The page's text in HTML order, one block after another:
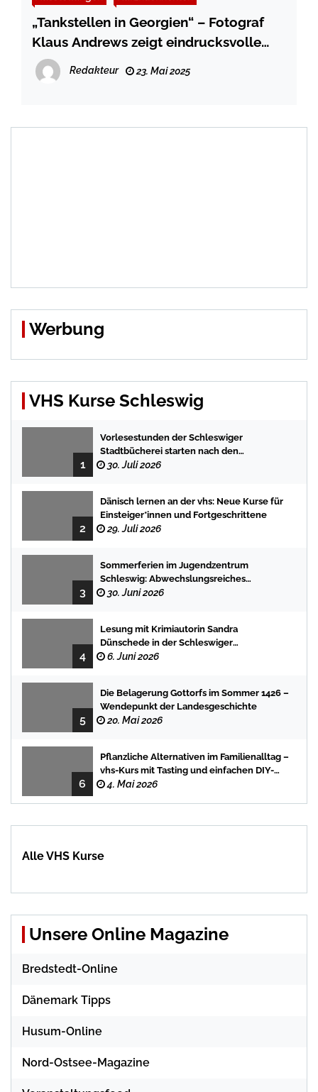
„Tankstellen in Georgien“ – Fotograf
Klaus Andrews zeigt eindrucksvolle
Bilder im Stadtmuseum
Redakteur 23. Mai 2025
Werbung
VHS Kurse Schleswig
1
Vorlesestunden der Schleswiger
Stadtbücherei starten nach den
Sommerferien mit spannenden
30. Juli 2026
2
Dänisch lernen an der vhs: Neue Kurse für
Einsteiger*innen und Fortgeschrittene
29. Juli 2026
3
Sommerferien im Jugendzentrum
Schleswig: Abwechslungsreiches
Programm für Kinder und Jugendliche
30. Juni 2026
4
Lesung mit Krimiautorin Sandra
Dünschede in der Schleswiger
Stadtbücherei
6. Juni 2026
5
Die Belagerung Gottorfs im Sommer 1426 –
Wendepunkt der Landesgeschichte
20. Mai 2026
6
Pflanzliche Alternativen im Familienalltag –
vhs-Kurs mit Tasting und einfachen DIY-
Rezepten
4. Mai 2026
Alle VHS Kurse
Unsere Online Magazine
Bredstedt-Online
Dänemark Tipps
Husum-Online
Nord-Ostsee-Magazine